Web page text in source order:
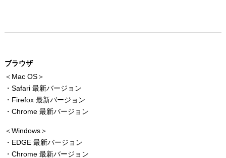
ブラウザ
＜Mac OS＞
・Safari 最新バージョン
・Firefox 最新バージョン
・Chrome 最新バージョン
＜Windows＞
・EDGE 最新バージョン
・Chrome 最新バージョン